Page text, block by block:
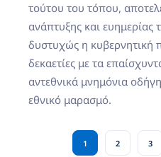
τούτου του τόπου,
ανάπτυξης και ευημερίας
δυστυχώς η κυβερνητική
δεκαετίες με τα
αντεθνικά μνημόνια
εθνικό μαρασμό.
1 2 3